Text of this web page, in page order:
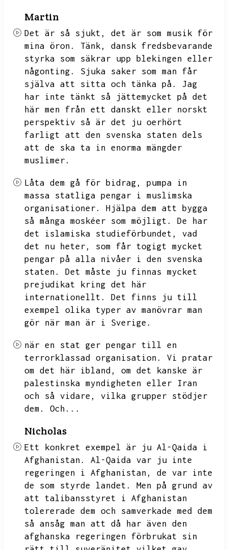
Martin
Det är så sjukt,
det är som musik för
mina öron.
Tänk,
dansk fredsbevarande
styrka som säkrar upp blekingen eller
någonting.
Sjuka saker som man får
själva att sitta och tänka på.
Jag
har inte tänkt så jättemycket på det
här men från ett danskt eller norskt
perspektiv så är det ju oerhört
farligt att den svenska staten dels
att de ska ta in enorma mängder
muslimer.
Låta dem gå för bidrag,
pumpa in
massa statliga pengar i muslimska
organisationer.
Hjälpa dem att bygga
så många moskéer som möjligt.
De har
det islamiska studieförbundet,
vad
det nu heter,
som får togigt mycket
pengar på alla nivåer i den svenska
staten.
Det måste ju finnas mycket
prejudikat kring det här
internationellt.
Det finns ju till
exempel olika typer av manövrar man
gör när man är i Sverige.
när en stat ger pengar till en
terrorklassad organisation.
Vi pratar
om det här ibland,
om det kanske är
palestinska myndigheten eller Iran
och så vidare,
vilka grupper stödjer
dem.
Och...
Nicholas
Ett konkret exempel är ju Al-Qaida i
Afghanistan.
Al-Qaida var ju inte
regeringen i Afghanistan,
de var inte
de som styrde landet.
Men på grund av
att talibansstyret i Afghanistan
tolererade dem och samverkade med dem
så ansåg man att då har även den
afghanska regeringen förbrukat sin